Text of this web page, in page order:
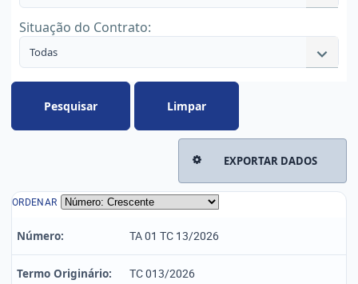
Situação do Contrato:
Todas
Pesquisar Limpar
EXPORTAR DADOS
ORDENAR
Número: TA 01 TC 13/2026
Termo Originário: TC 013/2026